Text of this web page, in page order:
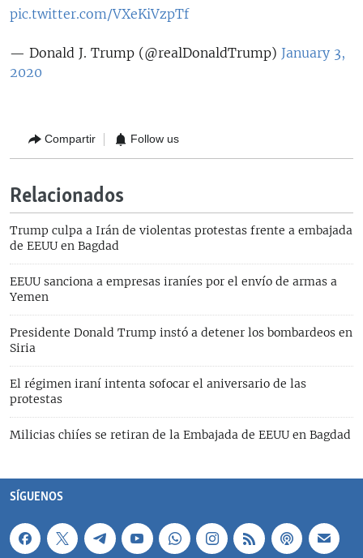
pic.twitter.com/VXeKiVzpTf
— Donald J. Trump (@realDonaldTrump) January 3,
2020
Compartir Follow us
Relacionados
Trump culpa a Irán de violentas protestas frente a embajada
de EEUU en Bagdad
EEUU sanciona a empresas iraníes por el envío de armas a
Yemen
Presidente Donald Trump instó a detener los bombardeos en
Siria
El régimen iraní intenta sofocar el aniversario de las
protestas
Milicias chiíes se retiran de la Embajada de EEUU en Bagdad
SÍGUENOS